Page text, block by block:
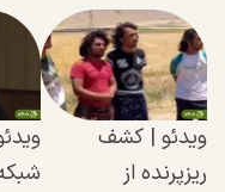
ویدئو | کشف
ریزپرنده از